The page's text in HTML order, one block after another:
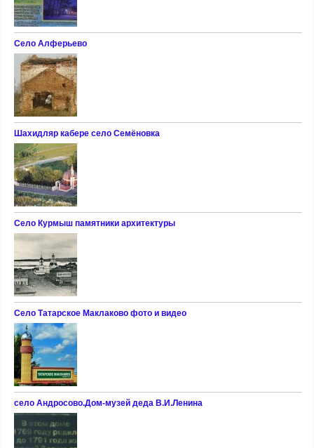
Село Алферьево
Шахидляр кабере село Семёновка
Село Курмыш памятники архитектуры
Село Татарское Маклаково фото и видео
село Андросово.Дом-музей деда В.И.Ленина